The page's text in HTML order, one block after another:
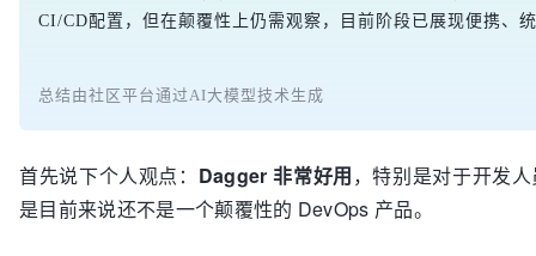
CI/CD配置，但在颠覆性上仍需观察，目前阶段已展现便携、
总结由社区平台通过AI大模型技术生成
首先说下个人观点： Dagger 非常好用，特别是对于开发
是目前来说还不是一个颠覆性的 DevOps 产品。